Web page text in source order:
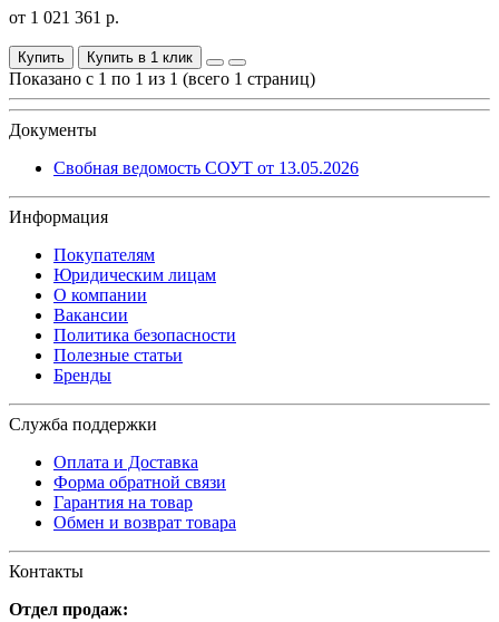
от 1 021 361 р.
Купить Купить в 1 клик
Показано с 1 по 1 из 1 (всего 1 страниц)
Документы
Свобная ведомость СОУТ от 13.05.2026
Информация
Покупателям
Юридическим лицам
О компании
Вакансии
Политика безопасности
Полезные статьи
Бренды
Служба поддержки
Оплата и Доставка
Форма обратной связи
Гарантия на товар
Обмен и возврат товара
Контакты
Отдел продаж: